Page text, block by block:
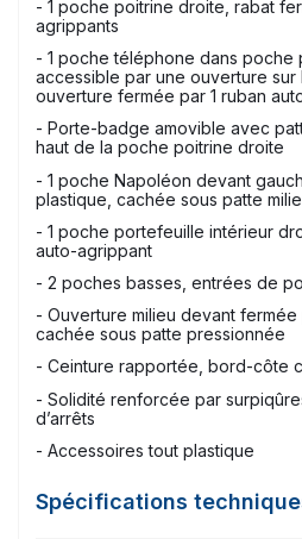
- 1 poche poitrine droite, rabat
agrippants
- 1 poche téléphone dans poche
accessible par une ouverture sur
ouverture fermée par 1 ruban
- Porte-badge amovible avec
haut de la poche poitrine droite
- 1 poche Napoléon devant
plastique, cachée sous patte
- 1 poche portefeuille intérieur
auto-agrippant
- 2 poches basses, entrées de
- Ouverture milieu devant
cachée sous patte pressionnée
- Ceinture rapportée, bord-côte
- Solidité renforcée par
d’arrêts
- Accessoires tout plastique
Spécifications